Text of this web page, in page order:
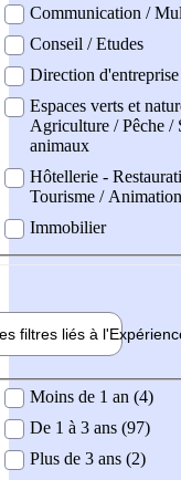
Communication /
Conseil / Etudes
Direction d'entreprise
Espaces verts et
Agriculture / Pêche /
animaux
Hôtellerie -
Tourisme / Animation
Immobilier
filtres liés à l'
demandée
Moins de 1 an (4)
De 1 à 3 ans (97)
Plus de 3 ans (2)